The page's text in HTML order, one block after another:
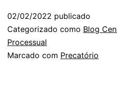
02/02/2022 publicado
Categorizado como Blog
Processual
Marcado com Precatório